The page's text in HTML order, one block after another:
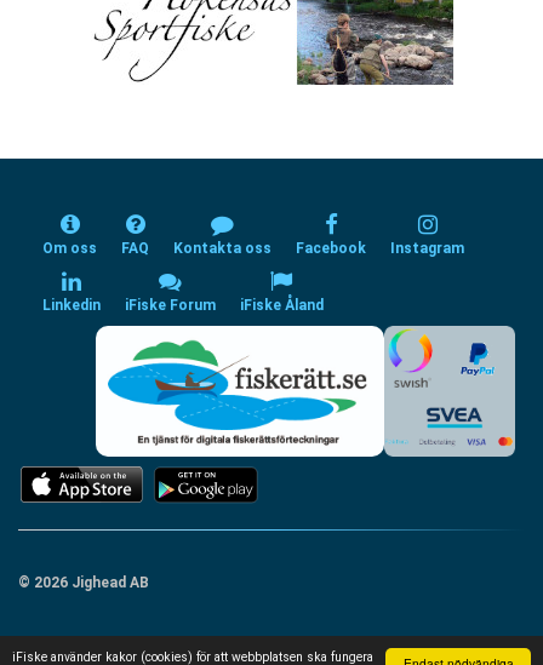
iFiske använder kakor (cookies) för att webbplatsen ska fungera
Om oss FAQ Kontakta oss Facebook Instagram
Linkedin iFiske Forum iFiske Åland
© 2026 Jighead AB